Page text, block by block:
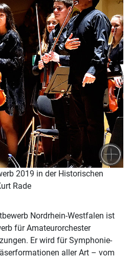
2019 in der Historischen
Rade
Nordrhein-Westfalen ist
für Amateurorchester
Er wird für Symphonie-
aller Art – vom